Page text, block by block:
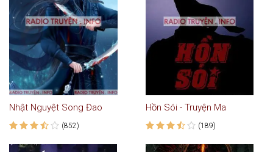
Nhật Nguyệt Song Đao
(852)
Hồn Sói - Truyện Ma
(189)